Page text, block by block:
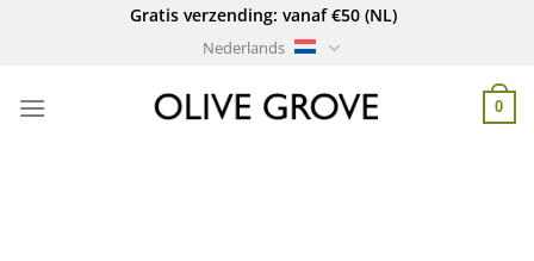
Gratis verzending: vanaf €50 (NL)
Nederlands
0